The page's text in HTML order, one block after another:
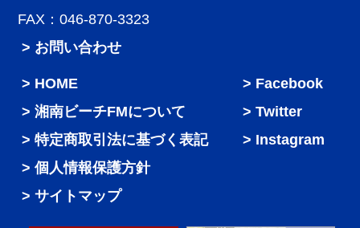
FAX：046-870-3323
> お問い合わせ
HOME
湘南ビーチFMについて
特定商取引法に基づく表記
個人情報保護方針
サイトマップ
Facebook
Twitter
Instagram